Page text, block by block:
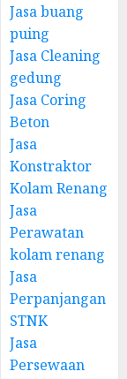
Jasa buang
puing
Jasa Cleaning
gedung
Jasa Coring
Beton
Jasa
Konstraktor
Kolam Renang
Jasa
Perawatan
kolam renang
Jasa
Perpanjangan
STNK
Jasa
Persewaan